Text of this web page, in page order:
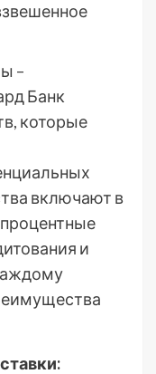
–
Банк
которые
включают в
и